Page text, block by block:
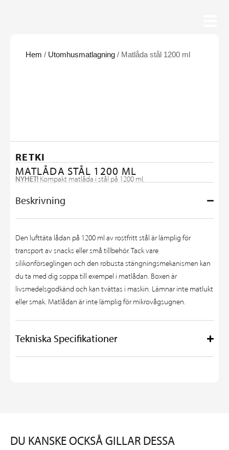
Hem / Utomhusmatlagning / Matlåda stål 1200 ml
RETKI
MATLÅDA STÅL 1200 ML
NYHET! Kompakt matlåda i stål på 1200 ml.
Beskrivning
Den lufttäta lådan på 1200 ml av rostfritt stål är lämplig för
transport av snacks eller små tillbehör. Tack vare
silikonförseglingen och den robusta stängningsmekanismen kan
du ta med dig soppa till exempel i matlådan. Boxen är
livsmedelsgodkänd och kan tvättas i maskin. Lämnar inte matlukt
eller smak. Matlådan är inte lämplig för mikrovågsugnen.
Tekniska Specifikationer
DU KANSKE OCKSÅ GILLAR DESSA